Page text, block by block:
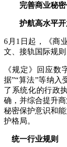
完善商业秘密
护航高水平开
6月1日起，《商
文、接轨国际规
《规定》回应数
据”“算法”等纳入
了系统化的行政
确，并综合提升
秘密保护意识和
护格局。
统一行业规则